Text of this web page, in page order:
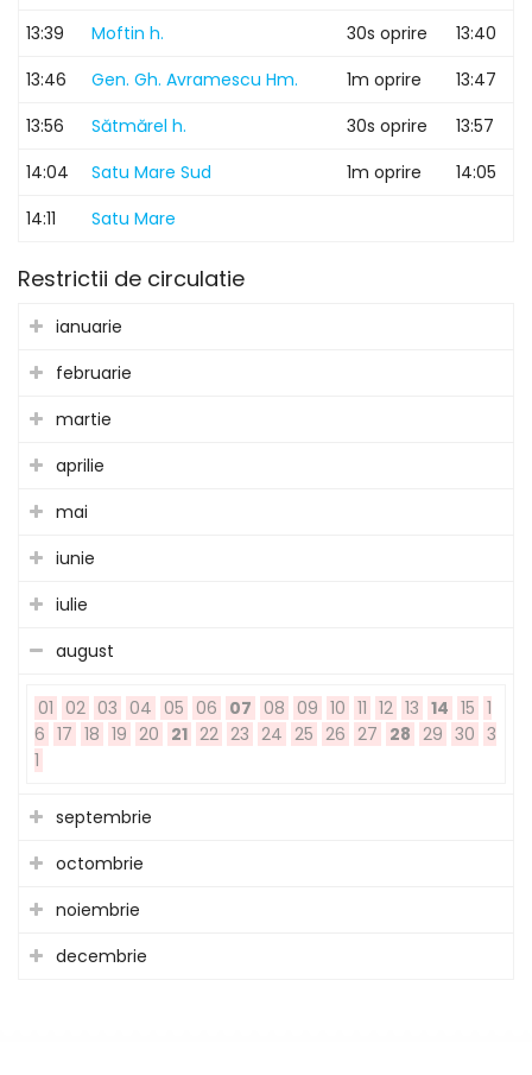
13:39
Moftin h. 30s oprire
13:40
13:46
Gen. Gh. Avramescu Hm. 1m oprire
13:47
13:56
Sătmărel h. 30s oprire
13:57
14:04
Satu Mare Sud 1m oprire
14:05
14:11
Satu Mare
Restrictii de circulatie
ianuarie
februarie
martie
aprilie
mai
iunie
iulie
august
01 02 03 04 05 06 07 08 09 10 11 12 13 14 15 1
6 17 18 19 20 21 22 23 24 25 26 27 28 29 30 3
1
septembrie
octombrie
noiembrie
decembrie